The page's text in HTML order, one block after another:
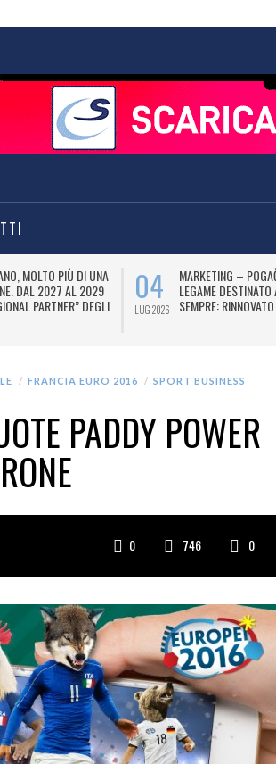
MOLTO PIÙ DI UNA
DAL 2027 AL 2029
PARTNER” DEGLI
04
LUG 2026
MARKETING –
LEGAME
SEMPRE:
FRANCIA EURO 2016
SPORT BUSINESS
PADDY POWER
0 746 0